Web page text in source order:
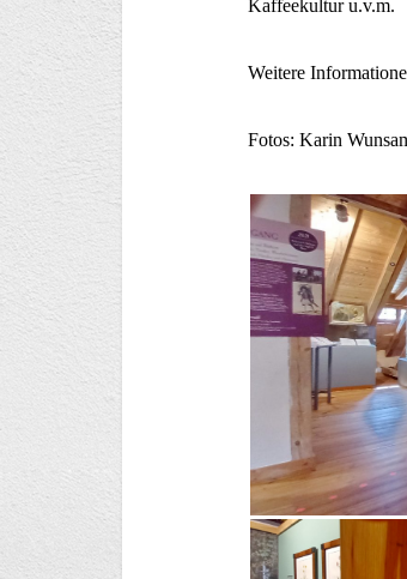
Kaffeekultur u.v.m.
Weitere
Fotos: Karin